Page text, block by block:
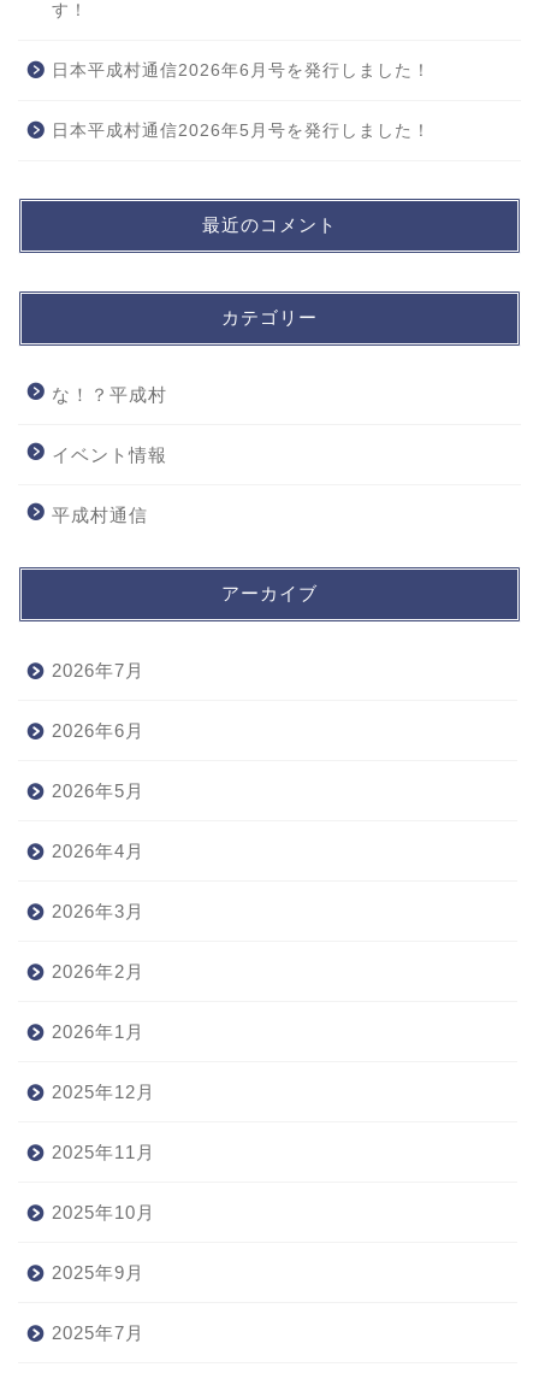
す！
日本平成村通信2026年6月号を発行しました！
日本平成村通信2026年5月号を発行しました！
最近のコメント
カテゴリー
な！？平成村
イベント情報
平成村通信
アーカイブ
2026年7月
2026年6月
2026年5月
2026年4月
2026年3月
2026年2月
2026年1月
2025年12月
2025年11月
2025年10月
2025年9月
2025年7月